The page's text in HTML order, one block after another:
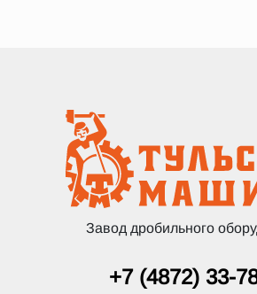
Завод дробильного
+7 (4872) 33-